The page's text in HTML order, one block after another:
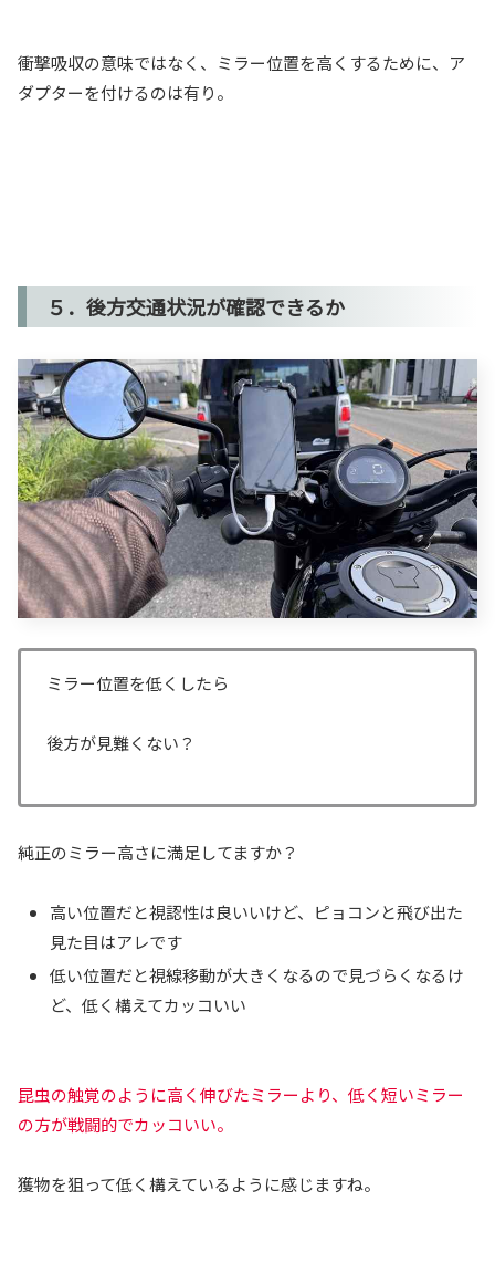
衝撃吸収の意味ではなく、ミラー位置を高くするために、ア
ダプターを付けるのは有り。
５．後方交通状況が確認できるか
ミラー位置を低くしたら
後方が見難くない？
純正のミラー高さに満足してますか？
高い位置だと視認性は良いいけど、ピョコンと飛び出た
見た目はアレです
低い位置だと視線移動が大きくなるので見づらくなるけ
ど、低く構えてカッコいい
昆虫の触覚のように高く伸びたミラーより、低く短いミラー
の方が戦闘的でカッコいい。
獲物を狙って低く構えているように感じますね。